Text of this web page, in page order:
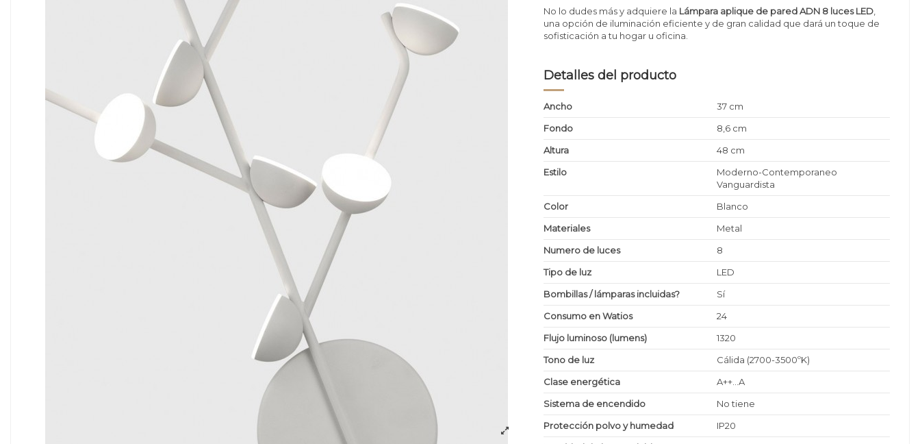
No lo dudes más y adquiere la Lámpara aplique de pared ADN 8 luces LED
una opción de iluminación eficiente y de gran calidad que dará un toque de
sofisticación a tu hogar u oficina.
Detalles del producto
Ancho
37 cm
Fondo
8,6 cm
Altura
48 cm
Estilo
Moderno-Contemporaneo
Vanguardista
Color
Blanco
Materiales
Metal
Numero de luces
8
Tipo de luz
LED
Bombillas / lámparas incluidas?
Sí
Consumo en Watios
24
Flujo luminoso (lumens)
1320
Tono de luz
Cálida (2700-3500ºK)
Clase energética
A++...A
Sistema de encendido
No tiene
Protección polvo y humedad
IP20